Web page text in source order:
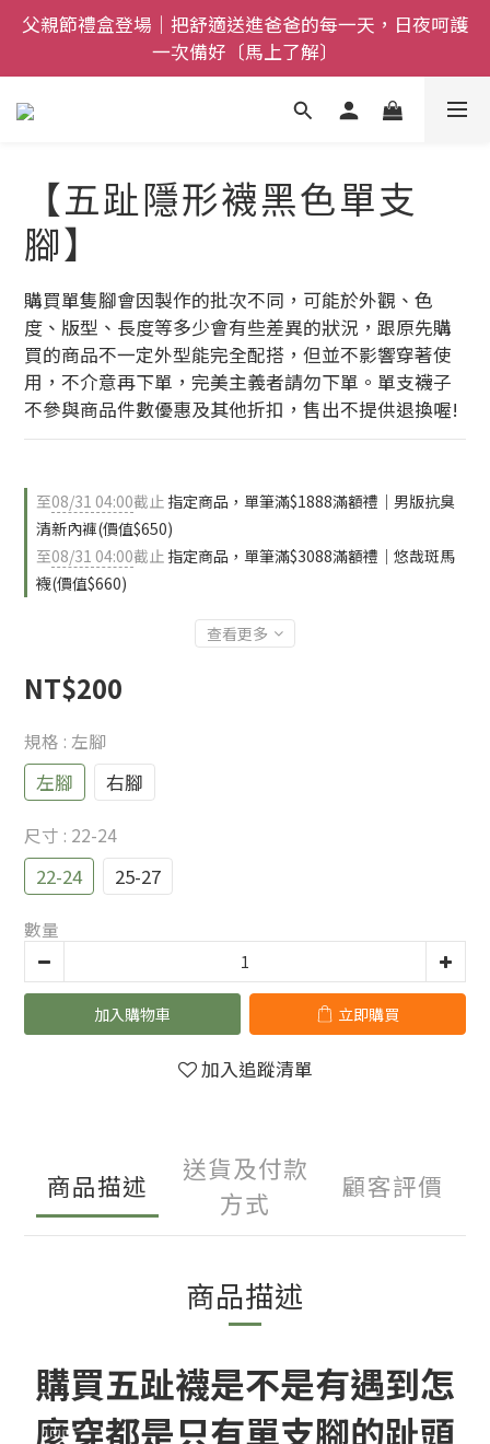
全館$800免運｜任搭８折起｜滿額再送新品-悠哉斑馬
襪〔立即了解〕
父親節禮盒登場｜把舒適送進爸爸的每一天，日夜呵護
一次備好〔馬上了解〕
全館$800免運｜任搭８折起｜滿額再送新品-悠哉斑馬
襪〔立即了解〕
【五趾隱形襪黑色單支
腳】
購買單隻腳會因製作的批次不同，可能於外觀、色
度、版型、長度等多少會有些差異的狀況，跟原先購
買的商品不一定外型能完全配搭，但並不影響穿著使
用，不介意再下單，完美主義者請勿下單。單支襪子
不參與商品件數優惠及其他折扣，售出不提供退換喔!
至08/31 04:00截止 指定商品，單筆滿$1888滿額禮｜男版抗臭
清新內褲(價值$650)
至08/31 04:00截止 指定商品，單筆滿$3088滿額禮｜悠哉斑馬
襪(價值$660)
查看更多
NT$200
規格 : 左腳
左腳 右腳
尺寸 : 22-24
22-24 25-27
數量
加入購物車 立即購買
加入追蹤清單
商品描述
送貨及付款
方式
顧客評價
商品描述
購買五趾襪是不是有遇到怎
麼穿都是只有單支腳的趾頭